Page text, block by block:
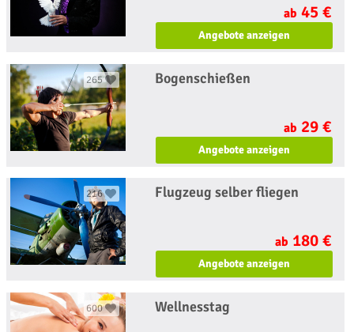
ab 45 €
Angebote anzeigen
265 Bogenschießen
ab 29 €
Angebote anzeigen
216 Flugzeug selber fliegen
ab 180 €
Angebote anzeigen
600 Wellnesstag